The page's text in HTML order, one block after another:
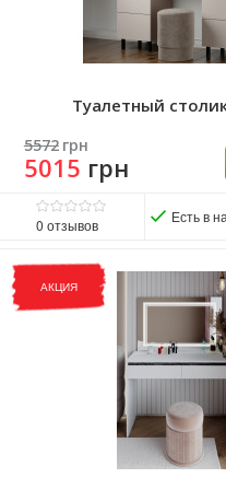
Туалетный
5572 грн
5015 грн
0 отзывов Есть в
Матеріал фасаду:
Виробник:
Мир Мебели
Матеріал:
ДСП
Матеріал каркасу:
АКЦИЯ